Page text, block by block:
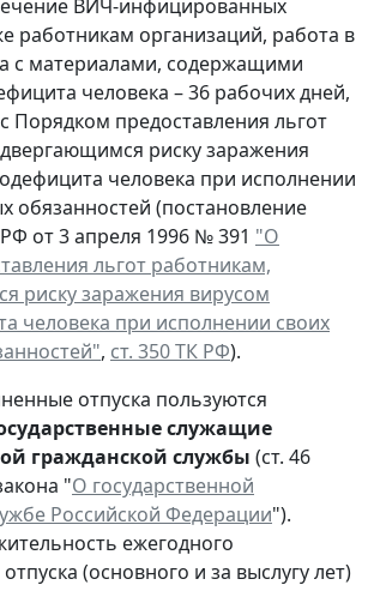
ВИЧ-инфицированных
работникам организаций, работа в
с материалами, содержащими
человека – 36 рабочих дней,
Порядком предоставления льгот
риску заражения
человека при исполнении
обязанностей (постановление
от 3 апреля 1996 № 391 "О
льгот работникам,
риску заражения вирусом
человека при исполнении своих
, ст. 350 ТК РФ).
отпуска пользуются
служащие
гражданской службы (ст. 46
"О государственной
Российской Федерации").
ежегодного
(основного и за выслугу лет)